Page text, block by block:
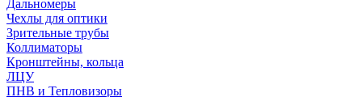
Дальномеры
Чехлы для оптики
Зрительные трубы
Коллиматоры
Кронштейны, кольца
ЛЦУ
ПНВ и Тепловизоры